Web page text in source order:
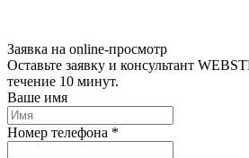
Заявка на online-просмотр
Оставьте заявку и консультант
течение 10 минут.
Ваше имя
Номер телефона *